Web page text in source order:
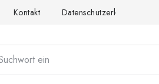
Kontakt Datenschutzerklärung